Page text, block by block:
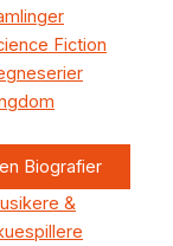
Fiction
Biografier
&